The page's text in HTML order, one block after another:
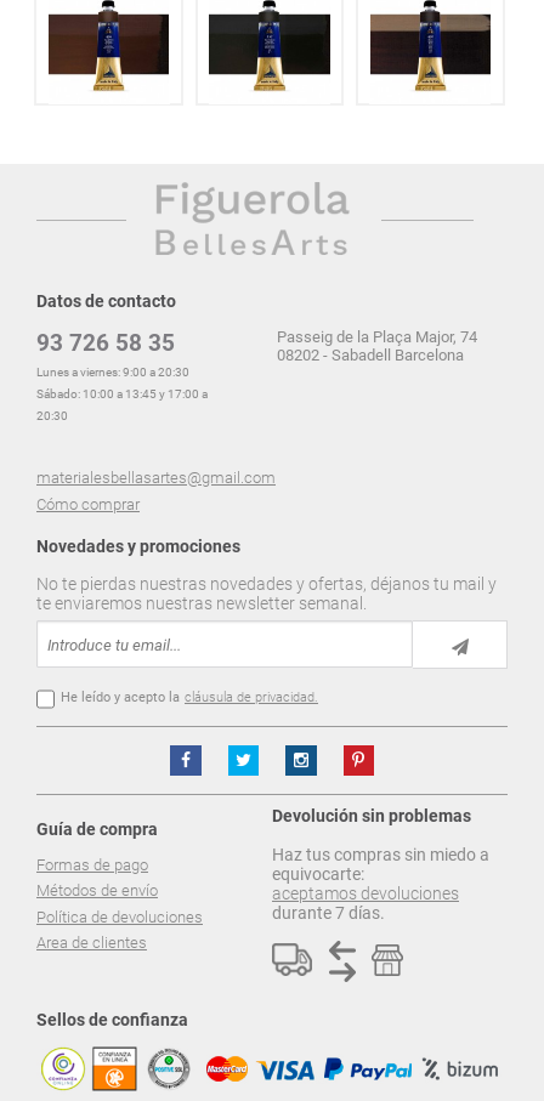
Datos de contacto
93 726 58 35
Lunes a viernes: 9:00 a 20:30
Sábado: 10:00 a 13:45 y 17:00 a
20:30
materialesbellasartes@gmail.com
Cómo comprar
Passeig de la Plaça Major, 74
08202 - Sabadell Barcelona
Novedades y promociones
No te pierdas nuestras novedades y ofertas, déjanos tu mail y
te enviaremos nuestras newsletter semanal.
He leído y acepto la cláusula de privacidad.
Guía de compra
Formas de pago
Métodos de envío
Política de devoluciones
Area de clientes
Devolución sin problemas
Haz tus compras sin miedo a
equivocarte:
aceptamos devoluciones
durante 7 días.
Sellos de confianza